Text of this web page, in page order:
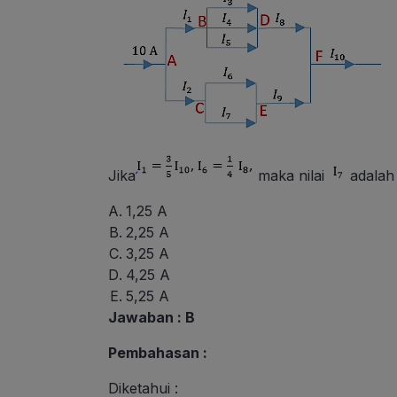
Jika maka nilai
1,25 A
2,25 A
3,25 A
4,25 A
5,25 A
Jawaban : B
Pembahasan :
Diketahui :